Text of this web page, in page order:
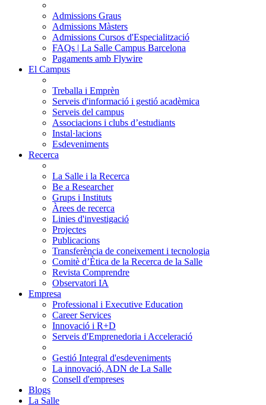
Admissions Graus
Admissions Màsters
Admissions Cursos d'Especialització
FAQs | La Salle Campus Barcelona
Pagaments amb Flywire
El Campus
Treballa i Emprèn
Serveis d'informació i gestió acadèmica
Serveis del campus
Associacions i clubs d’estudiants
Instal·lacions
Esdeveniments
Recerca
La Salle i la Recerca
Be a Researcher
Grups i Instituts
Àrees de recerca
Linies d'investigació
Projectes
Publicacions
Transferència de coneixement i tecnologia
Comitè d’Ètica de la Recerca de la Salle
Revista Comprendre
Observatori IA
Empresa
Professional i Executive Education
Career Services
Innovació i R+D
Serveis d'Emprenedoria i Acceleració
Gestió Integral d'esdeveniments
La innovació, ADN de La Salle
Consell d'empreses
Blogs
La Salle